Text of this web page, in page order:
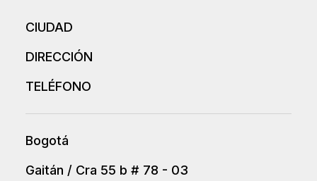
CIUDAD
DIRECCIÓN
TELÉFONO
Bogotá
Gaitán / Cra 55 b # 78 - 03